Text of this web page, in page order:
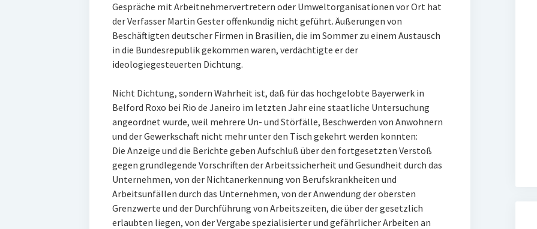
Gespräche mit Arbeitnehmervertretern oder Umweltorganisationen vor Ort hat
der Verfasser Martin Gester offenkundig nicht geführt. Äußerungen von
Beschäftigten deutscher Firmen in Brasilien, die im Sommer zu einem Austausch
in die Bundesrepublik gekommen waren, verdächtigte er der
ideologiegesteuerten Dichtung.
Nicht Dichtung, sondern Wahrheit ist, daß für das hochgelobte Bayerwerk in
Belford Roxo bei Rio de Janeiro im letzten Jahr eine staatliche Untersuchung
angeordnet wurde, weil mehrere Un- und Störfälle, Beschwerden von Anwohnern
und der Gewerkschaft nicht mehr unter den Tisch gekehrt werden konnten:
Die Anzeige und die Berichte geben Aufschluß über den fortgesetzten Verstoß
gegen grundlegende Vorschriften der Arbeitssicherheit und Gesundheit durch das
Unternehmen, von der Nichtanerkennung von Berufskrankheiten und
Arbeitsunfällen durch das Unternehmen, von der Anwendung der obersten
Grenzwerte und der Durchführung von Arbeitszeiten, die über der gesetzlich
erlaubten liegen, von der Vergabe spezialisierter und gefährlicher Arbeiten an